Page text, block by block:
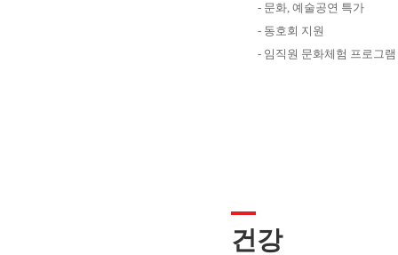
- 문화, 예술공연 특가
- 동호회 지원
- 임직원 문화체험 프로그
건강